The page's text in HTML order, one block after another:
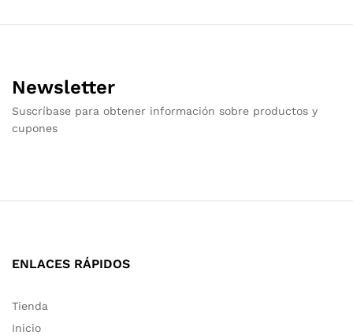
Newsletter
Suscríbase para obtener información sobre productos y
cupones
ENLACES RÁPIDOS
Tienda
Inicio